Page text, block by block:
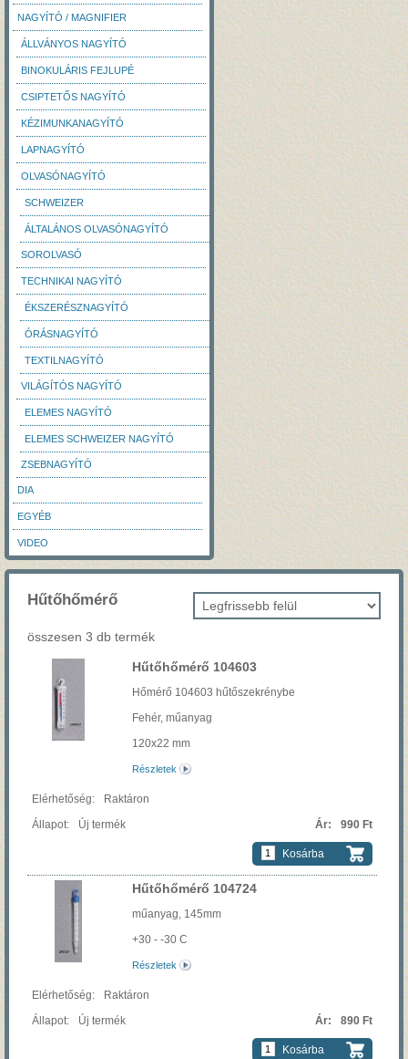
NAGYÍTÓ / MAGNIFIER
ÁLLVÁNYOS NAGYÍTÓ
BINOKULÁRIS FEJLUPÉ
CSIPTETŐS NAGYÍTÓ
KÉZIMUNKANAGYÍTÓ
LAPNAGYÍTÓ
OLVASÓNAGYÍTÓ
SCHWEIZER
ÁLTALÁNOS OLVASÓNAGYÍTÓ
SOROLVASÓ
TECHNIKAI NAGYÍTÓ
ÉKSZERÉSZNAGYÍTÓ
ÓRÁSNAGYÍTÓ
TEXTILNAGYÍTÓ
VILÁGÍTÓS NAGYÍTÓ
ELEMES NAGYÍTÓ
ELEMES SCHWEIZER NAGYÍTÓ
ZSEBNAGYÍTÓ
DIA
EGYÉB
VIDEO
Hűtőhőmérő
összesen 3 db termék
Hűtőhőmérő 104603
Hőmérő 104603 hűtőszekrénybe
Fehér, műanyag
120x22 mm
Részletek
Raktáron
Új termék
990 Ft
Kosárba
Hűtőhőmérő 104724
műanyag, 145mm
+30 - -30 C
Részletek
Raktáron
Új termék
890 Ft
Kosárba